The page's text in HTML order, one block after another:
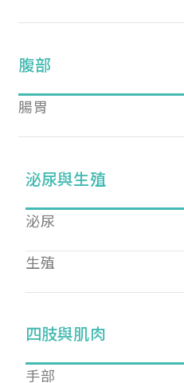
腹部
腸胃
泌尿與生殖
泌尿
生殖
四肢與肌肉
手部
您已成功送
您好，您的會員申請，已